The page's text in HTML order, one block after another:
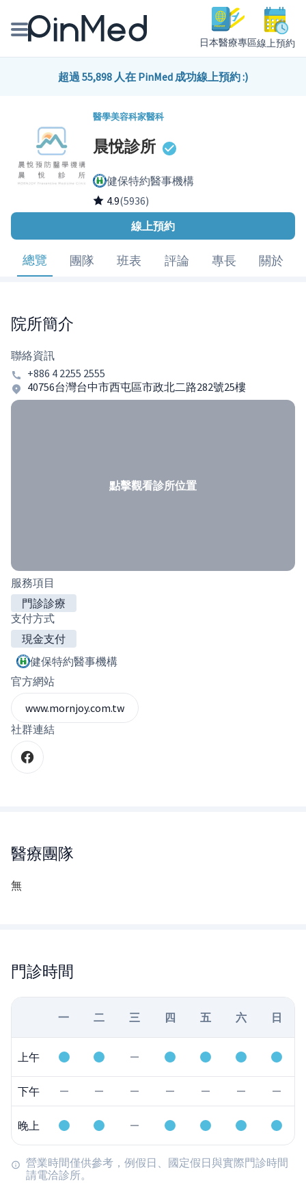
日本醫療專區線上預約
線上預約醫師、院所
健康主題館
我是醫療人員
超過 55,898 人在 PinMed 成功線上預約 :)
醫學美容科家醫科
晨悅診所
健保特約醫事機構
4.9(5936)
線上預約
總覽 團隊 班表 評論 專長 關於
院所簡介
聯絡資訊
+886 4 2255 2555
40756台灣台中市西屯區市政北二路282號25樓
點擊觀看診所位置
服務項目
門診診療
支付方式
現金支付
健保特約醫事機構
官方網站
www.mornjoy.com.tw
社群連結
醫療團隊
無
門診時間
一 二 三 四 五 六 日
上午
下午
晚上
營業時間僅供參考，例假日、國定假日與實際門診時間
請電洽診所。